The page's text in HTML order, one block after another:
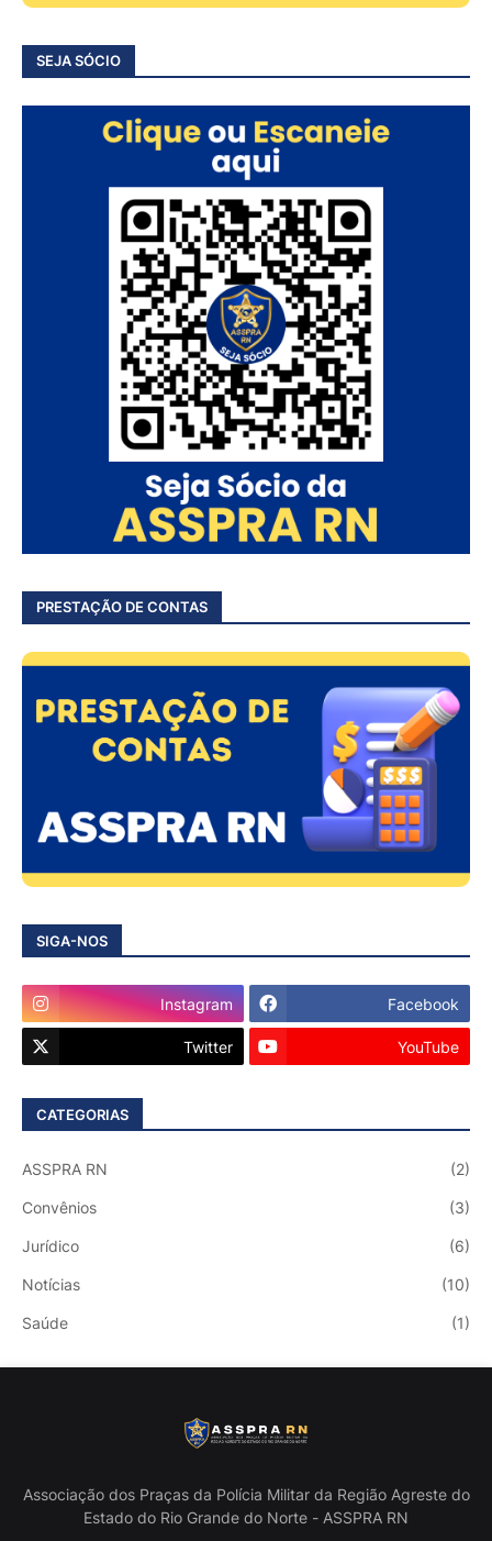
SEJA SÓCIO
PRESTAÇÃO DE CONTAS
SIGA-NOS
Instagram Facebook
Twitter YouTube
CATEGORIAS
ASSPRA RN (2)
Convênios (3)
Jurídico (6)
Notícias (10)
Saúde (1)
Associação dos Praças da Polícia Militar da Região Agreste do
Estado do Rio Grande do Norte - ASSPRA RN